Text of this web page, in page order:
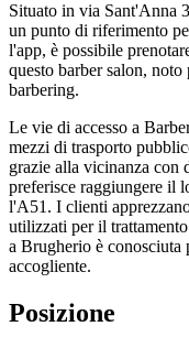
Situato in via Sant'Anna
un punto di riferimento
l'app, è possibile
questo barber salon, noto
barbering.
Le vie di accesso a
mezzi di trasporto
grazie alla vicinanza con
preferisce raggiungere il
l'A51. I clienti
utilizzati per il
a Brugherio è conosciuta
accogliente.
Posizione